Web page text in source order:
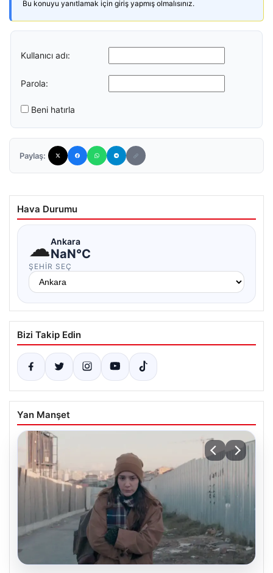
Bu konuyu yanıtlamak için giriş yapmış olmalısınız.
Kullanıcı adı:
Parola:
Beni hatırla
Paylaş:
Hava Durumu
☁Ankara
NaN°C
ŞEHIR SEÇ
Bizi Takip Edin
Yan Manşet